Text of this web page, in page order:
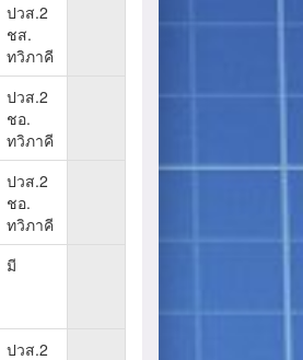
ปวส.2
ชส.
ทวิภาคี
ปวส.2
ชอ.
ทวิภาคี
ปวส.2
ชอ.
ทวิภาคี
มี
ปวส.2